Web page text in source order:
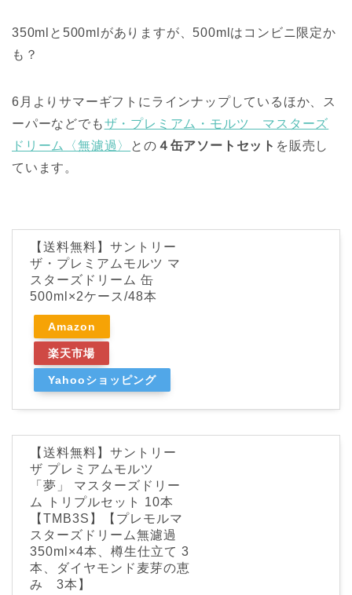
350mlと500mlがありますが、500mlはコンビニ限定か
も？
6月よりサマーギフトにラインナップしているほか、ス
ーパーなどでもザ・プレミアム・モルツ マスターズ
ドリーム〈無濾過〉
との ４缶アソートセット を販売し
ています。
【送料無料】サントリー
ザ・プレミアムモルツ マ
スターズドリーム 缶
500ml×2ケース/48本
Amazon
楽天市場
Yahooショッピング
【送料無料】サントリー
ザ プレミアムモルツ
「夢」 マスターズドリー
ム トリプルセット 10本
【TMB3S】【プレモルマ
スターズドリーム無濾過
350ml×4本、樽生仕立て 3
本、ダイヤモンド麦芽の恵
み 3本】